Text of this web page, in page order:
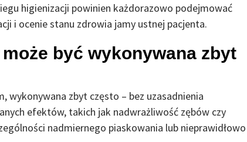
higienizacji powinien każdorazowo podejmować
i ocenie stanu zdrowia jamy ustnej pacjenta.
być wykonywana zbyt
wykonywana zbyt często – bez uzasadnienia
efektów, takich jak nadwrażliwość zębów czy
nadmiernego piaskowania lub nieprawidłowo